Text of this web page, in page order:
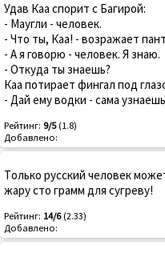
Удав Каа спорит с Багирой:
- Маугли - человек.
- Что ты, Каа! - возражает
- А я говорю - человек. Я знаю.
- Откуда ты знаешь?
Каа потирает фингал под
- Дай ему водки - сама
Рейтинг: 9/5(1.8)
Добавлено:
Tолько русский человек
жару сто грамм для сугреву!
Рейтинг: 14/6(2.33)
Добавлено: